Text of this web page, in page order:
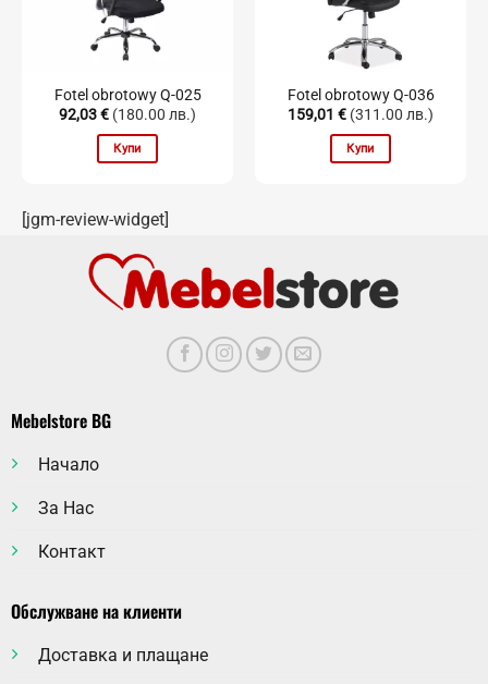
Fotel obrotowy Q-025
92,03€ (180.00 лв.)
Купи
Fotel obrotowy Q-036
159,01 € (311.00 лв.)
Купи
[jgm-review-widget]
Mebelstore BG
Начало
За Нас
Контакт
Обслужване на клиенти
Доставка и плащане